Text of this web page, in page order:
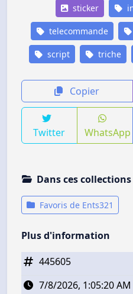
sticker
telecommande
script triche
Copier
Twitter WhatsApp
Dans ces collections
Favoris de Ents321
Plus d'information
445605
7/8/2026, 1:05:20 AM